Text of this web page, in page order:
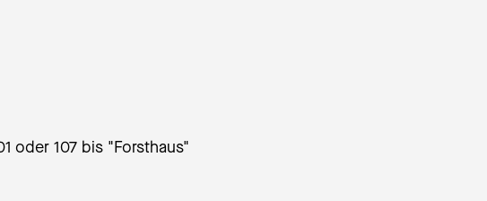
oder 107 bis "Forsthaus"